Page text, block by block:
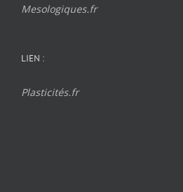
Mesologiques.fr
LIEN :
Plasticités.fr